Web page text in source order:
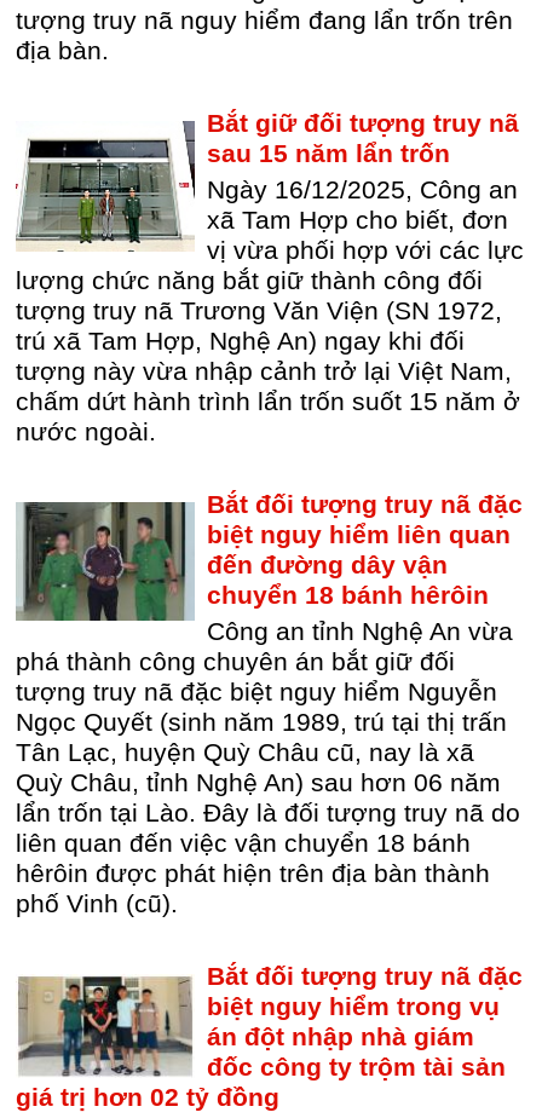
tượng truy nã nguy hiểm đang lẩn trốn trên
địa bàn.
Bắt giữ đối tượng truy nã
sau 15 năm lẩn trốn
Ngày 16/12/2025, Công an
xã Tam Hợp cho biết, đơn
vị vừa phối hợp với các lực
lượng chức năng bắt giữ thành công đối
tượng truy nã Trương Văn Viện (SN 1972,
trú xã Tam Hợp, Nghệ An) ngay khi đối
tượng này vừa nhập cảnh trở lại Việt Nam,
chấm dứt hành trình lẩn trốn suốt 15 năm ở
nước ngoài.
Bắt đối tượng truy nã đặc
biệt nguy hiểm liên quan
đến đường dây vận
chuyển 18 bánh hêrôin
Công an tỉnh Nghệ An vừa
phá thành công chuyên án bắt giữ đối
tượng truy nã đặc biệt nguy hiểm Nguyễn
Ngọc Quyết (sinh năm 1989, trú tại thị trấn
Tân Lạc, huyện Quỳ Châu cũ, nay là xã
Quỳ Châu, tỉnh Nghệ An) sau hơn 06 năm
lẩn trốn tại Lào. Đây là đối tượng truy nã do
liên quan đến việc vận chuyển 18 bánh
hêrôin được phát hiện trên địa bàn thành
phố Vinh (cũ).
Bắt đối tượng truy nã đặc
biệt nguy hiểm trong vụ
án đột nhập nhà giám
đốc công ty trộm tài sản
giá trị hơn 02 tỷ đồng